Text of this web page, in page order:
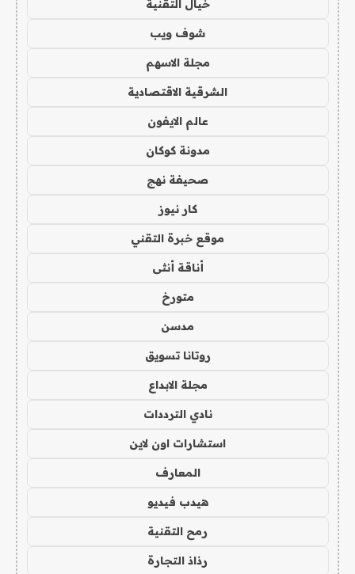
خيال التقنية
شوف ويب
مجلة الاسهم
الشرقية الاقتصادية
عالم الايفون
مدونة كوكان
صحيفة نهج
كار نيوز
موقع خبرة التقني
أناقة أنثى
متورخ
مدسن
روتانا تسويق
مجلة الابداع
نادي الترددات
استشارات اون لاين
المعارف
هيدب فيديو
رمح التقنية
رذاذ التجارة